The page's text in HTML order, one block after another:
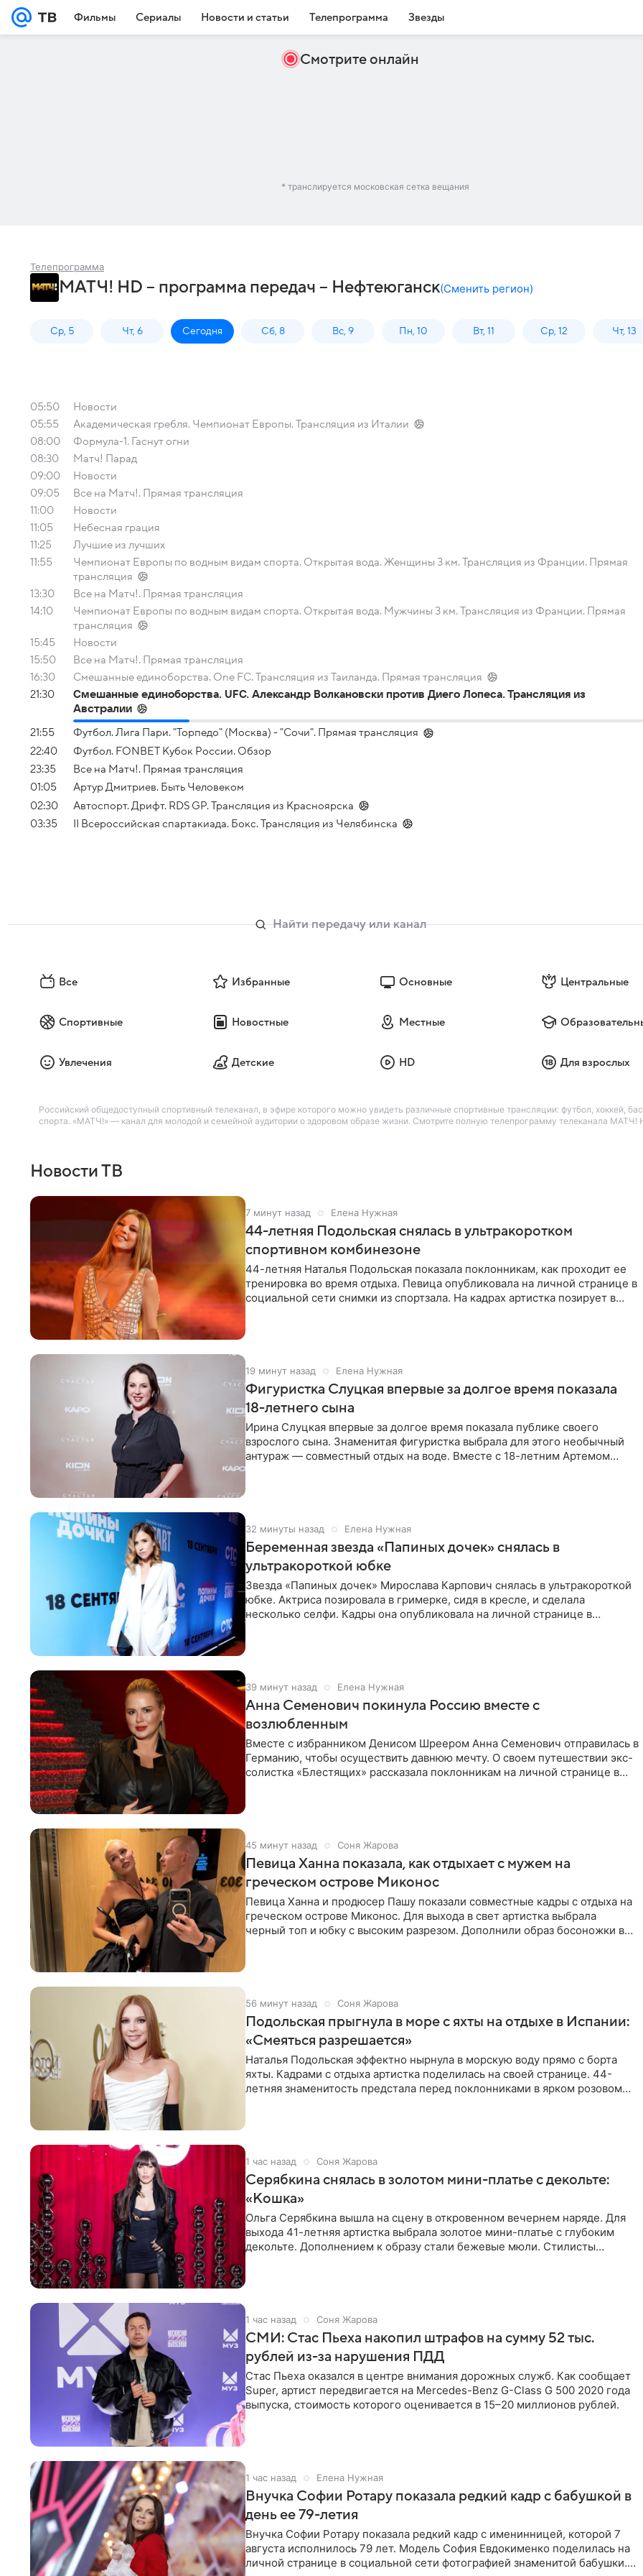
Фильмы Сериалы Новости и статьи Телепрограмма Звезды
Смотрите онлайн
* транслируется московская сетка вещания
Телепрограмма
МАТЧ! HD – программа передач – Нефтеюганск(Сменить регион)
Ср, 5 Чт, 6 Сегодня Сб, 8 Вс, 9 Пн, 10 Вт, 11 Ср, 12 Чт, 13
05:50
Новости
05:55
Академическая гребля. Чемпионат Европы. Трансляция из Италии
08:00
Формула-1. Гаснут огни
08:30
Матч! Парад
09:00
Новости
09:05
Все на Матч!. Прямая трансляция
11:00
Новости
11:05
Небесная грация
11:25
Лучшие из лучших
11:55
Чемпионат Европы по водным видам спорта. Открытая вода. Женщины 3 км. Трансляция из Франции. Прямая
трансляция
13:30
Все на Матч!. Прямая трансляция
14:10
Чемпионат Европы по водным видам спорта. Открытая вода. Мужчины 3 км. Трансляция из Франции. Прямая
трансляция
15:45
Новости
15:50
Все на Матч!. Прямая трансляция
16:30
Смешанные единоборства. One FC. Трансляция из Таиланда. Прямая трансляция
21:30
Смешанные единоборства. UFC. Александр Волкановски против Диего Лопеса. Трансляция из
Австралии
21:55
Футбол. Лига Пари. "Торпедо" (Москва) - "Сочи". Прямая трансляция
22:40
Футбол. FONBET Кубок России. Обзор
23:35
Все на Матч!. Прямая трансляция
01:05
Артур Дмитриев. Быть Человеком
02:30
Автоспорт. Дрифт. RDS GP. Трансляция из Красноярска
03:35
II Всероссийская спартакиада. Бокс. Трансляция из Челябинска
Все Избранные Основные Центральные
Спортивные Новостные Местные
Увлечения Детские HD Для взрослых
Российский общедоступный спортивный телеканал, в эфире которого можно увидеть различные спортивные трансляции: футбол, хоккей,
спорта. «МАТЧ!» — канал для молодой и семейной аудитории о здоровом образе жизни. Смотрите полную телепрограмму телеканала МАТЧ!
Новости ТВ
7 минут назад Елена Нужная
44-летняя Подольская снялась в ультракоротком
спортивном комбинезоне
44-летняя Наталья Подольская показала поклонникам, как проходит ее
тренировка во время отдыха. Певица опубликовала на личной странице в
социальной сети снимки из спортзала. На кадрах артистка позирует в
19 минут назад Елена Нужная
Фигуристка Слуцкая впервые за долгое время показала
18-летнего сына
Ирина Слуцкая впервые за долгое время показала публике своего
взрослого сына. Знаменитая фигуристка выбрала для этого необычный
антураж — совместный отдых на воде. Вместе с 18-летним Артемом
32 минуты назад Елена Нужная
Беременная звезда «Папиных дочек» снялась в
ультракороткой юбке
Звезда «Папиных дочек» Мирослава Карпович снялась в ультракороткой
юбке. Актриса позировала в гримерке, сидя в кресле, и сделала
несколько селфи. Кадры она опубликовала на личной странице в
39 минут назад Елена Нужная
Анна Семенович покинула Россию вместе с
возлюбленным
Вместе с избранником Денисом Шреером Анна Семенович отправилась в
Германию, чтобы осуществить давнюю мечту. О своем путешествии экс-
солистка «Блестящих» рассказала поклонникам на личной странице в
45 минут назад Соня Жарова
Певица Ханна показала, как отдыхает с мужем на
греческом острове Миконос
Певица Ханна и продюсер Пашу показали совместные кадры с отдыха на
греческом острове Миконос. Для выхода в свет артистка выбрала
черный топ и юбку с высоким разрезом. Дополнили образ босоножки в
56 минут назад Соня Жарова
Подольская прыгнула в море с яхты на отдыхе в Испании:
«Смеяться разрешается»
Наталья Подольская эффектно нырнула в морскую воду прямо с борта
яхты. Кадрами с отдыха артистка поделилась на своей странице. 44-
летняя знаменитость предстала перед поклонниками в ярком розовом
1 час назад Соня Жарова
Серябкина снялась в золотом мини-платье с декольте:
«Кошка»
Ольга Серябкина вышла на сцену в откровенном вечернем наряде. Для
выхода 41-летняя артистка выбрала золотое мини-платье с глубоким
декольте. Дополнением к образу стали бежевые мюли. Стилисты
1 час назад Соня Жарова
СМИ: Стас Пьеха накопил штрафов на сумму 52 тыс.
рублей из-за нарушения ПДД
Стас Пьеха оказался в центре внимания дорожных служб. Как сообщает
Super, артист передвигается на Mercedes-Benz G-Class G 500 2020 года
выпуска, стоимость которого оценивается в 15–20 миллионов рублей.
1 час назад Елена Нужная
Внучка Софии Ротару показала редкий кадр с бабушкой в
день ее 79-летия
Внучка Софии Ротару показала редкий кадр с именинницей, которой 7
августа исполнилось 79 лет. Модель София Евдокименко поделилась на
личной странице в социальной сети фотографией знаменитой бабушки.